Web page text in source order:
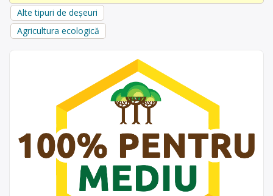
Alte tipuri de deșeuri
Agricultura ecologică